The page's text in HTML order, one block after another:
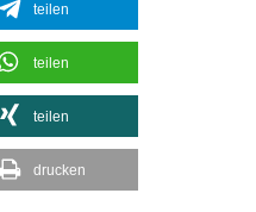
teilen
teilen
teilen
drucken